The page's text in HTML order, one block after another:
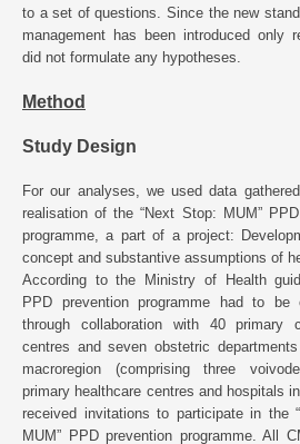
to a set of questions. Since the new
management has been introduced only
did not formulate any hypotheses.
Method
Study Design
For our analyses, we used data
realisation of the “Next Stop: MUM”
programme, a part of a project:
concept and substantive assumptions of
According to the Ministry of Health
PPD prevention programme had to be
through collaboration with 40 primary
centres and seven obstetric
macroregion (comprising three
primary healthcare centres and hospitals
received invitations to participate in the
MUM” PPD prevention programme. All